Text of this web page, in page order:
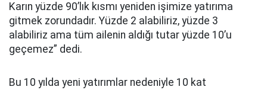
Karın yüzde 90’lık kısmı yeniden işimize yatırıma
gitmek zorundadır. Yüzde 2 alabiliriz, yüzde 3
alabiliriz ama tüm ailenin aldığı tutar yüzde 10’u
geçemez” dedi.
Bu 10 yılda yeni yatırımlar nedeniyle 10 kat